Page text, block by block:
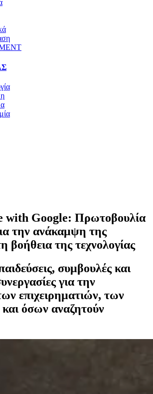
with Google: Πρωτοβουλία
την ανάκαμψη της
βοήθεια της τεχνολογίας
συμβουλές και
για την
επιχειρηματιών, των
όσων αναζητούν